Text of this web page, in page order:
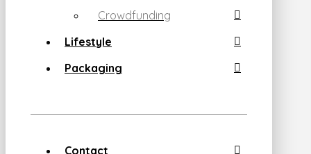
Crowdfunding
Lifestyle
Packaging
Contact